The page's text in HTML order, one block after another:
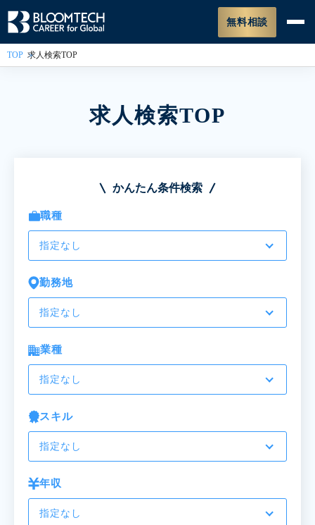
無料相談
TOP 求人検索TOP
求人検索TOP
かんたん条件検索
職種
指定なし
勤務地
指定なし
業種
指定なし
スキル
指定なし
年収
指定なし